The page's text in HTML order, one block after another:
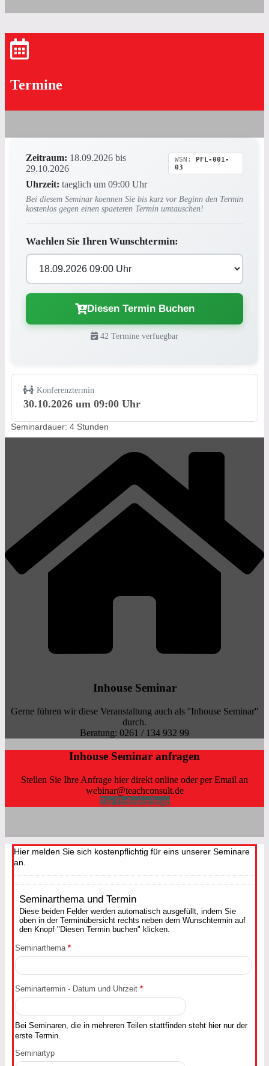
Termine
Zeitraum: 18.09.2026 bis
29.10.2026
WSN:PFL-001-
03
Uhrzeit: taeglich um 09:00 Uhr
Bei diesem Seminar koennen Sie bis kurz vor Beginn den Termin
kostenlos gegen einen spaeteren Termin umtauschen!
Waehlen Sie Ihren Wunschtermin:
Diesen Termin Buchen
42 Termine verfuegbar
Konferenztermin
30.10.2026 um 09:00 Uhr
Seminardauer: 4 Stunden
Inhouse Seminar
Gerne führen wir diese Veranstaltung auch als ''Inhouse Seminar''
durch.
Beratung: 0261 / 134 932 99
Inhouse Seminar anfragen
Stellen Sie Ihre Anfrage hier direkt online oder per Email an
webinar@teachconsult.de
Zur Onlineanfrage
Hier melden Sie sich kostenpflichtig für eins unserer Seminare
an.
Seminarthema und Termin
Diese beiden Felder werden automatisch ausgefüllt, indem Sie
oben in der Terminübersicht rechts neben dem Wunschtermin auf
den Knopf "Diesen Termin buchen" klicken.
Seminarthema *
Seminartermin - Datum und Uhrzeit *
Bei Seminaren, die in mehreren Teilen stattfinden steht hier nur der
erste Termin.
Seminartyp